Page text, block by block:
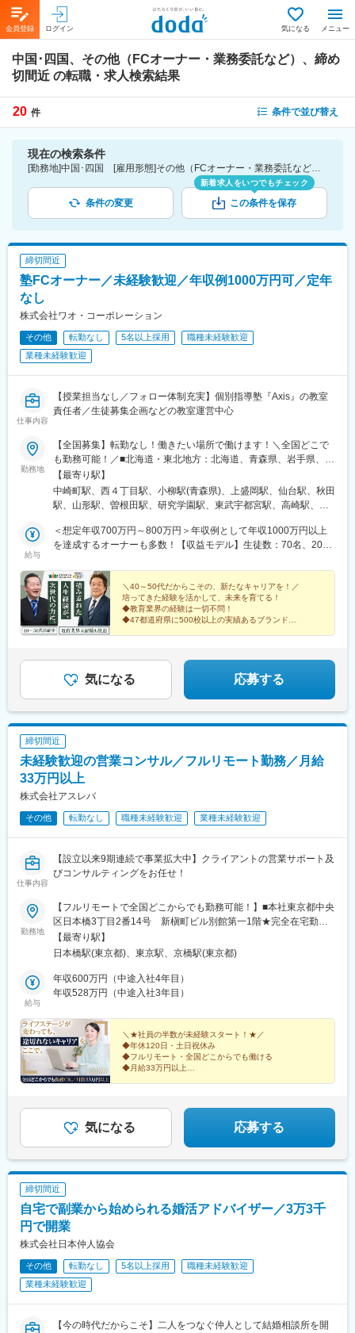
会員登録 ログイン 気になる メニュー
中国･四国、その他（FCオーナー・業務委託など）、締め
切間近 の転職・求人検索結果
20 件 条件で並び替え
現在の検索条件
[勤務地]中国･四国 [雇用形態]その他（FCオーナー・業務委託など） [こだわり条件ピックアップ]締切間近
条件の変更
新着求人をいつでもチェック
この条件を保存
締切間近
塾FCオーナー／未経験歓迎／年収例1000万円可／定年
なし
株式会社ワオ・コーポレーション
その他 転勤なし 5名以上採用
職種未経験歓迎
業種未経験歓迎
仕事内容
【授業担当なし／フォロー体制充実】個別指導塾『Axis』の教室
責任者／生徒募集企画などの教室運営中心
勤務地
【全国募集】転勤なし！働きたい場所で働けます！＼全国どこで
も勤務可能！／■北海道・東北地方：北海道、青森県、岩手県、秋
田県、宮城県、山形県、福島県■関東地方：東京都、千葉県、栃木
県、群馬県、埼玉県、神奈川県、茨城県、山梨県■中部地方：新潟
県、富山県、長野県、石川県、福井県、岐阜県、愛知県、静岡
県、和歌山県■中国・四国地方：岡山県、広島県、鳥取県、島根
県、山口県、徳島県、香川県、愛媛県、高知県■九州・沖縄地方：
沖縄県※全国47都道府県にFC本部を開設しています！
【最寄り駅】
中崎町駅、西４丁目駅、小柳駅(青森県)、上盛岡駅、仙台駅、秋田
駅、山形駅、曽根田駅、研究学園駅、東武宇都宮駅、高崎駅、南
駅、速星駅、野町駅、福井駅、常永駅、本郷駅(長野県)、北方真桑
駅、音羽町駅、藤が丘駅(愛知県)、南日永駅、草津駅(滋賀県)、烏
駅、松江駅、郵便局前駅、山口駅(山口県)、徳島駅、高松駅(香川
県)、松山市駅、入明駅、平和通駅、佐賀駅、昭和町通駅、通町筋
駅、大分駅、宮崎駅、鹿児島中央駅、首里駅、大阪梅田駅(阪急
線)、西８丁目駅、仙台駅(地下鉄)、福島駅(福島県)、岩本町駅、二
子新地駅、福井駅(福井県)、西日野駅、四条駅(京都市営)、谷町九
岡県)、千歳町駅(長崎県)、熊本城・市役所前駅、鹿児島中央駅前
駅、梅田駅(地下鉄)、大通駅、あおば通駅、末広町駅(東京都)、武
給与
＜想定年収700万円～800万円＞年収例として年収1000万円以上
を達成するオーナーも多数！【収益モデル】生徒数：70名、20坪
106万円／月間・1268万円／年間（利益率43.1％）※まずは《生徒
50名で年収700万円～800万円》を目安に、高収益構造を構築して
います。【開業資金目安】◎日本政策金融公庫にワオ専用の窓口
があり、融資が受けやすいです。約700万円～800万円（物件規模
などにより多少変動）※運転資金を含めた総額の目安は約1000万
金調達される方が大半です。 （例）自己資金：300万円＋融
資：800万円＝合計1100万円※融資に際しては、申請書類作成など
のサポートもしますので、ご安心ください。＼★先着30名様限定
★／独立応援キャンペーンにより、加盟金165万円を全額免除！
詳しくはお問い合わせください。
＼40～50代だからこその、新たなキャリアを！／
培ってきた経験を活かして、未来を育てる！
◆教育業界の経験は一切不問！
◆47都道府県に500校以上の実績あるブランド
気になる 応募する
締切間近
未経験歓迎の営業コンサル／フルリモート勤務／月給
33万円以上
株式会社アスレバ
その他 転勤なし 職種未経験歓迎 業種未経験歓迎
仕事内容
【設立以来9期連続で事業拡大中】クライアントの営業サポート及
びコンサルティングをお任せ！
勤務地
【フルリモートで全国どこからでも勤務可能！】■本社東京都中央
区日本橋3丁目2番14号 新槇町ビル別館第一1階★完全在宅勤務
となり出社の必要はございません。※受動喫煙対策：有（社内禁
煙）
【最寄り駅】
日本橋駅(東京都)、東京駅、京橋駅(東京都)
給与
年収600万円（中途入社4年目）
年収528万円（中途入社3年目）
＼★社員の半数が未経験スタート！★／
◆年休120日・土日祝休み
◆フルリモート・全国どこからでも働ける
◆月給33万円以上
気になる 応募する
締切間近
自宅で副業から始められる婚活アドバイザー／3万3千
円で開業
株式会社日本仲人協会
その他 転勤なし 5名以上採用
職種未経験歓迎
業種未経験歓迎
【今の時代だからこそ】二人をつなぐ仲人として結婚相談所を開